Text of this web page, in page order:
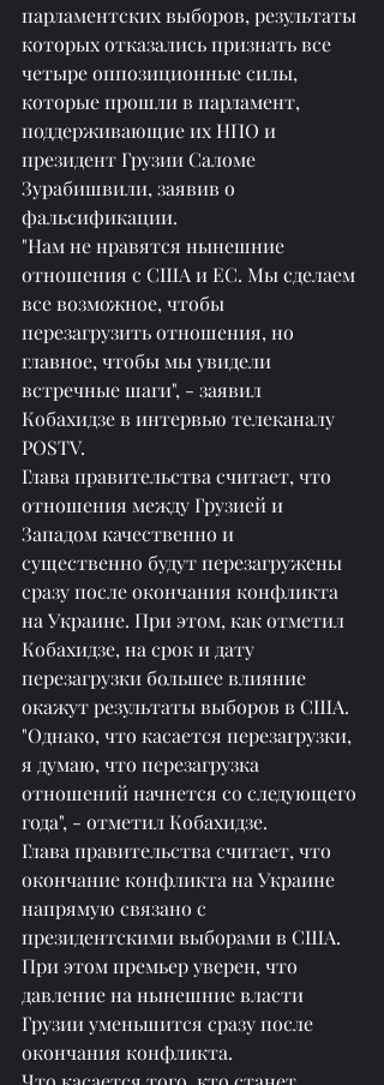
парламентских выборов, результаты
которых отказались признать все
четыре оппозиционные силы,
которые прошли в парламент,
поддерживающие их НПО и
президент Грузии Саломе
Зурабишвили, заявив о
фальсификации.
"Нам не нравятся нынешние
отношения с США и ЕС. Мы сделаем
все возможное, чтобы
перезагрузить отношения, но
главное, чтобы мы увидели
встречные шаги", - заявил
Кобахидзе в интервью телеканалу
POSTV.
Глава правительства считает, что
отношения между Грузией и
Западом качественно и
существенно будут перезагружены
сразу после окончания конфликта
на Украине. При этом, как отметил
Кобахидзе, на срок и дату
перезагрузки большее влияние
окажут результаты выборов в США.
"Однако, что касается перезагрузки,
я думаю, что перезагрузка
отношений начнется со следующего
года", - отметил Кобахидзе.
Глава правительства считает, что
окончание конфликта на Украине
напрямую связано с
президентскими выборами в США.
При этом премьер уверен, что
давление на нынешние власти
Грузии уменьшится сразу после
окончания конфликта.